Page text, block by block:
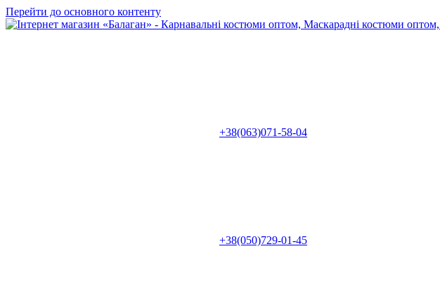
Перейти до основного контенту
+38(063)071-58-04
+38(050)729-01-45